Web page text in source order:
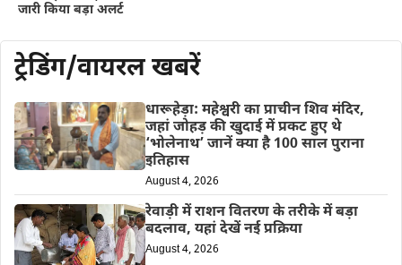
जारी किया बड़ा अलर्ट
ट्रेडिंग/वायरल खबरें
धारूहेड़ा: महेश्वरी का प्राचीन शिव मंदिर,
जहां जोहड़ की खुदाई में प्रकट हुए थे
‘भोलेनाथ’ जानें क्या है 100 साल पुराना
इतिहास
August 4, 2026
रेवाड़ी में राशन वितरण के तरीके में बड़ा
बदलाव, यहां देखें नई प्रक्रिया
August 4, 2026